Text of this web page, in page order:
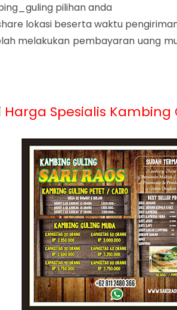
pilihan anda
lokasi beserta waktu
melakukan pembayaran uang
Harga Spesialis